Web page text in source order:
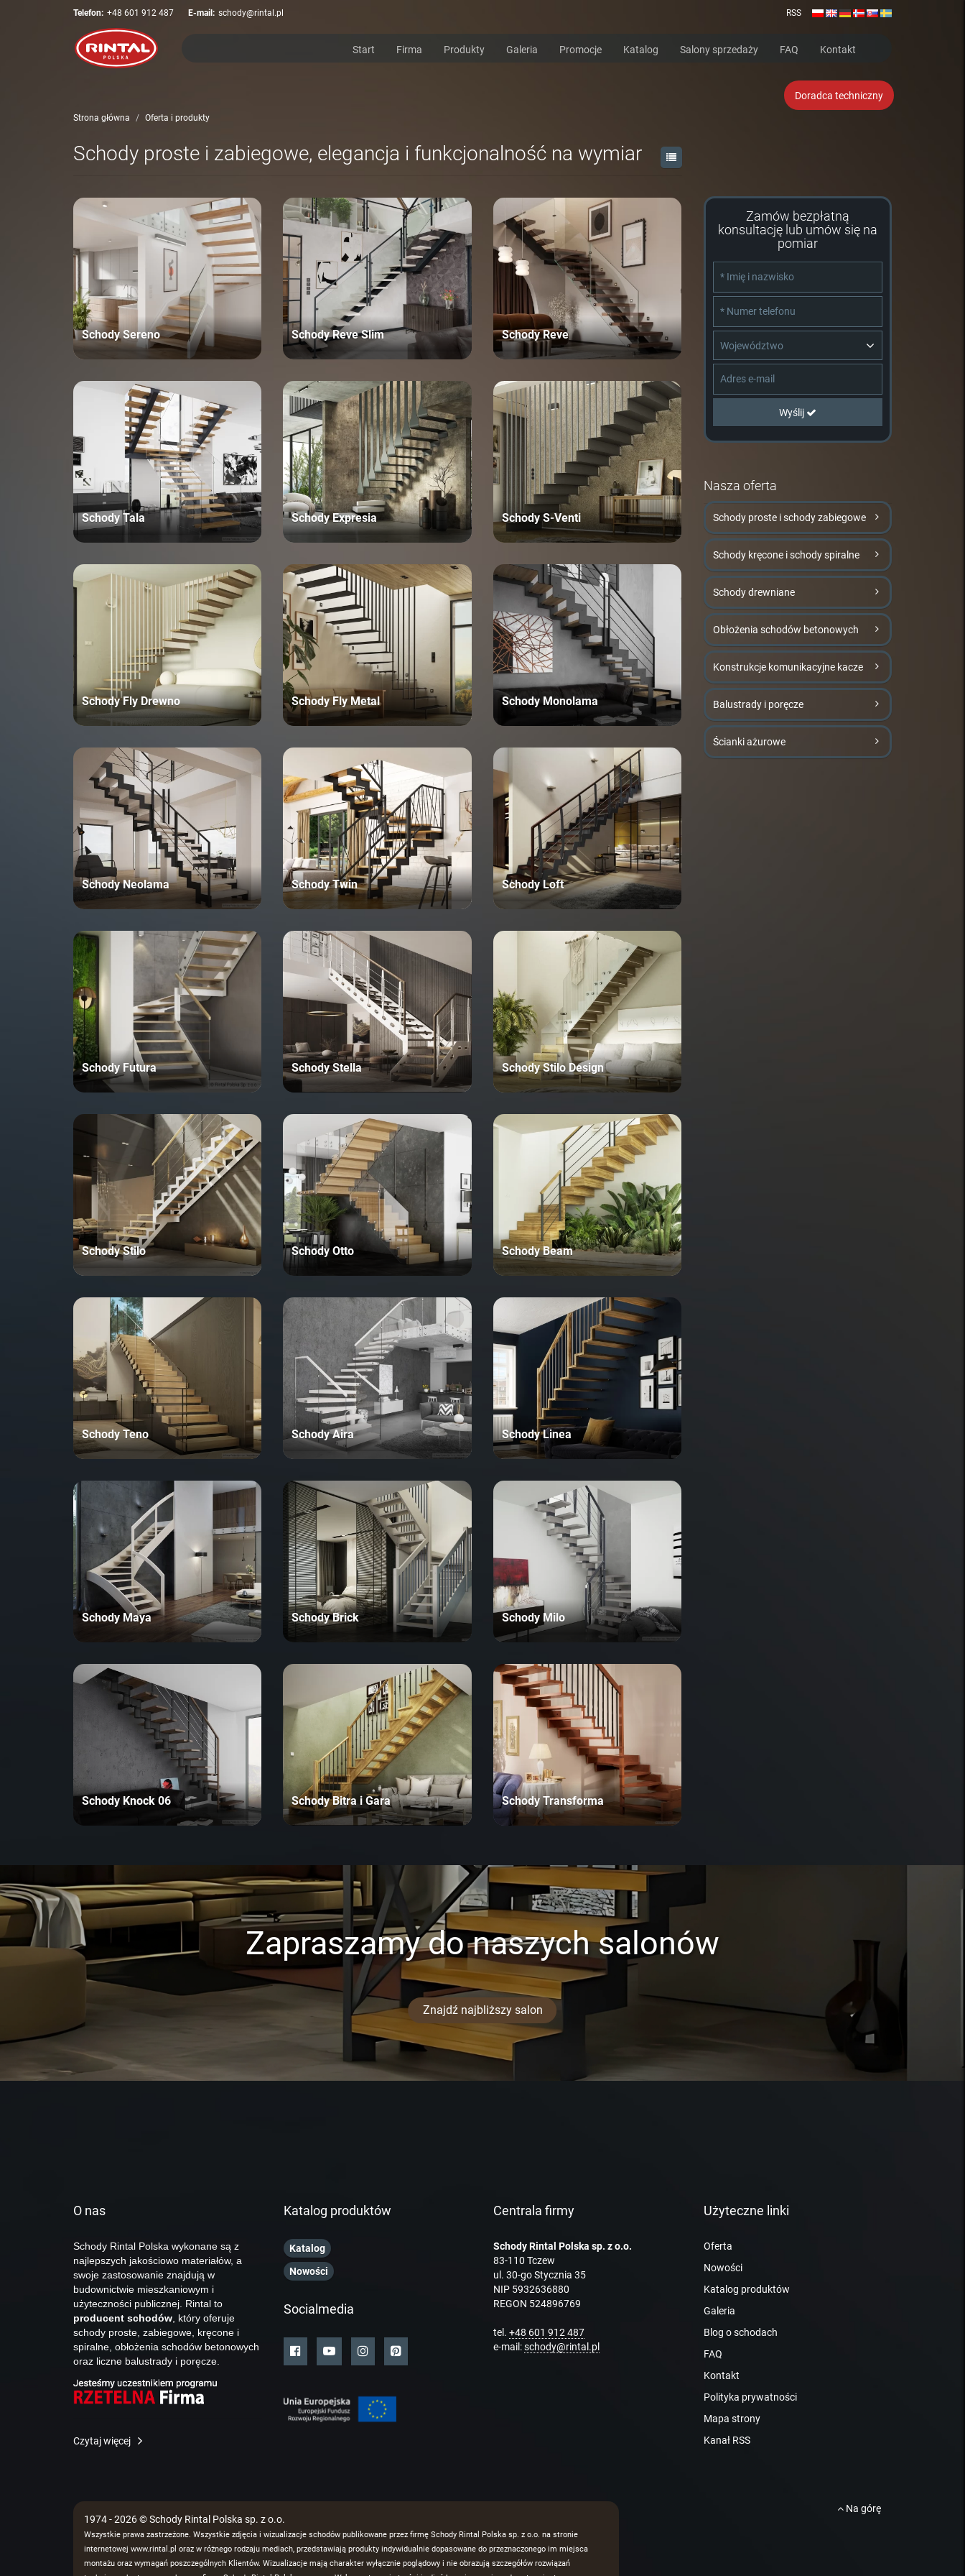
Telefon: +48 601 912 487 E-mail: schody@rintal.pl RSS
Start Firma Produkty Galeria Promocje Katalog Salony sprzedaży FAQ Kontakt
Doradca techniczny
Strona główna Oferta i produkty
Schody proste i zabiegowe, elegancja i funkcjonalność na wymiar
Schody Sereno Schody Reve Slim Schody Reve
Schody Tala Schody Expresia Schody S-Venti
Schody Fly Drewno Schody Fly Metal Schody Monolama
Schody Neolama Schody Twin Schody Loft
Schody Futura Schody Stella Schody Stilo Design
Schody Stilo Schody Otto Schody Beam
Schody Teno Schody Aira Schody Linea
Schody Maya Schody Brick Schody Milo
Schody Knock 06 Schody Bitra i Gara Schody Transforma
Zamów bezpłatną
konsultację lub umów się na
pomiar
Województwo
Wyślij
Nasza oferta
Schody proste i schody zabiegowe
Schody kręcone i schody spiralne
Schody drewniane
Obłożenia schodów betonowych
Konstrukcje komunikacyjne kacze
Balustrady i poręcze
Ścianki ażurowe
Zapraszamy do naszych salonów
Znajdź najbliższy salon
O nas
Schody Rintal Polska wykonane są z
najlepszych jakościowo materiałów, a
swoje zastosowanie znajdują w
budownictwie mieszkaniowym i
użyteczności publicznej. Rintal to
producent schodów , który oferuje
schody proste, zabiegowe, kręcone i
spiralne, obłożenia schodów betonowych
oraz liczne balustrady i poręcze.
Czytaj więcej
Katalog produktów
Katalog
Nowości
Socialmedia
Centrala firmy
Schody Rintal Polska sp. z o.o.
83-110 Tczew
ul. 30-go Stycznia 35
NIP 5932636880
REGON 524896769
tel. +48 601 912 487
e-mail:schody@rintal.pl
Użyteczne linki
Oferta
Nowości
Katalog produktów
Galeria
Blog o schodach
FAQ
Kontakt
Polityka prywatności
Mapa strony
Kanał RSS
1974 - 2026 © Schody Rintal Polska sp. z o.o.
Wszystkie prawa zastrzeżone. Wszystkie zdjęcia i wizualizacje schodów publikowane przez firmę Schody Rintal Polska sp. z o.o. na stronie
internetowej www.rintal.pl oraz w różnego rodzaju mediach, przedstawiają produkty indywidualnie dopasowane do przeznaczonego im miejsca
montażu oraz wymagań poszczególnych Klientów. Wizualizacje mają charakter wyłącznie poglądowy i nie obrazują szczegółów rozwiązań
Na górę